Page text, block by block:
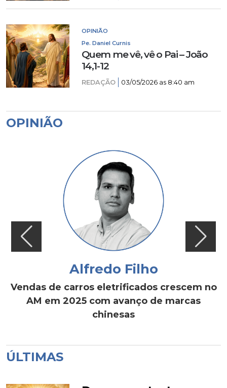
OPINIÃO
Pe. Daniel Curnis
Quem me vê, vê o Pai – João
14,1-12
REDAÇÃO 03/05/2026 as 8:40 am
OPINIÃO
Alfredo Filho
Vendas de carros eletrificados crescem no
AM em 2025 com avanço de marcas
chinesas
ÚLTIMAS